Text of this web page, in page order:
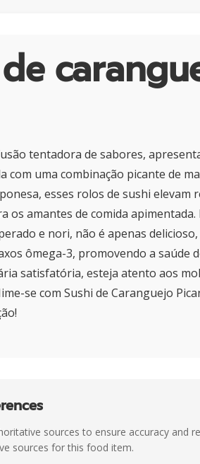
tentadora de sabores,
uma combinação picante de
esses rolos de sushi elevam
amantes de comida apimentada.
e nori, não é apenas
ômega-3, promovendo a saúde
satisfatória, esteja atento aos
se com Sushi de Caranguejo
sources to ensure accuracy and
sources for this food item.